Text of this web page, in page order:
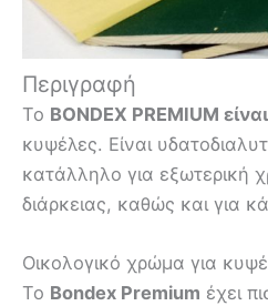
Περιγραφή
Το BONDEX PREMIUM
κυψέλες. Είναι
κατάλληλο για εξωτερική
διάρκειας, καθώς και για
Οικολογικό χρώμα για
Το Bondex Premium έχει